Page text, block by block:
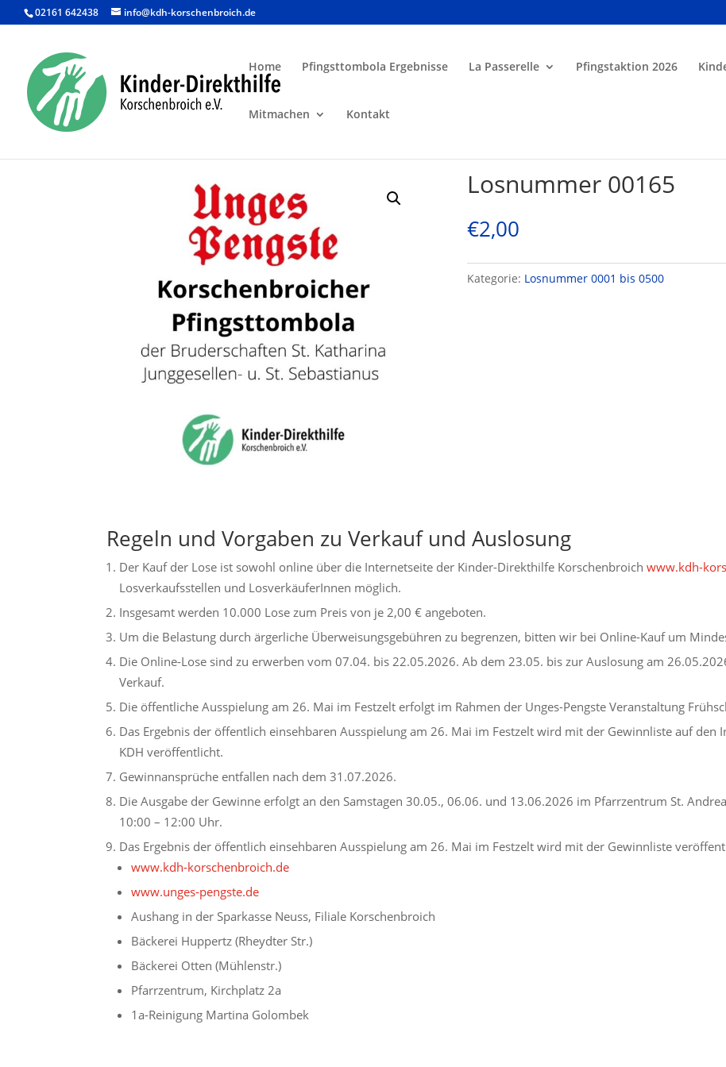
02161 642438 info@kdh-korschenbroich.de
Home Pfingsttombola Ergebnisse La Passerelle Pfingstaktion 2026
Mitmachen Kontakt
Losnummer 00165
€2,00
Kategorie: Losnummer 0001 bis 0500
Regeln und Vorgaben zu Verkauf und Auslosung
Der Kauf der Lose ist sowohl online über die Internetseite der Kinder-Direkthilfe Korschenbroichwww.kdh-
Losverkaufsstellen und LosverkäuferInnen möglich.
Insgesamt werden 10.000 Lose zum Preis von je 2,00 € angeboten.
Um die Belastung durch ärgerliche Überweisungsgebühren zu begrenzen, bitten wir bei Online-Kauf um
Die Online-Lose sind zu erwerben vom 07.04. bis 22.05.2026. Ab dem 23.05. bis zur Auslosung am
Verkauf.
Die öffentliche Ausspielung am 26. Mai im Festzelt erfolgt im Rahmen der Unges-Pengste Veranstaltung
Das Ergebnis der öffentlich einsehbaren Ausspielung am 26. Mai im Festzelt wird mit der Gewinnliste auf den
KDH veröffentlicht.
Gewinnansprüche entfallen nach dem 31.07.2026.
Die Ausgabe der Gewinne erfolgt an den Samstagen 30.05., 06.06. und 13.06.2026 im Pfarrzentrum St.
10:00 – 12:00 Uhr.
Das Ergebnis der öffentlich einsehbaren Ausspielung am 26. Mai im Festzelt wird mit der Gewinnliste
www.kdh-korschenbroich.de
www.unges-pengste.de
Aushang in der Sparkasse Neuss, Filiale Korschenbroich
Bäckerei Huppertz (Rheydter Str.)
Bäckerei Otten (Mühlenstr.)
Pfarrzentrum, Kirchplatz 2a
1a-Reinigung Martina Golombek